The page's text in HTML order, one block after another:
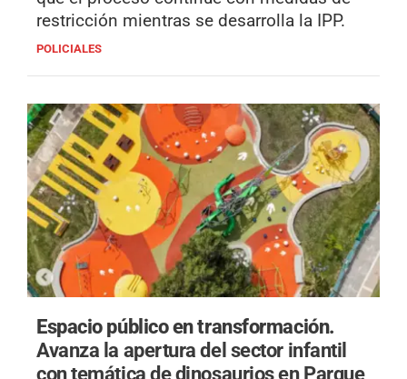
restricción mientras se desarrolla la IPP.
POLICIALES
Espacio público en transformación.
Avanza la apertura del sector infantil
con temática de dinosaurios en Parque